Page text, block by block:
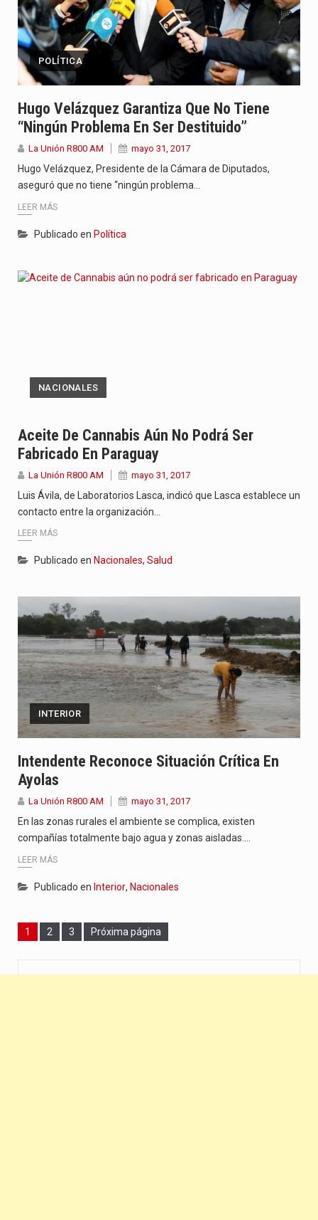
POLÍTICA
Hugo Velázquez Garantiza Que No Tiene
“ningún Problema En Ser Destituido”
La Unión R800 AM mayo 31, 2017
Hugo Velázquez, Presidente de la Cámara de Diputados,
aseguró que no tiene “ningún problema…
LEER MÁS
Publicado en Política
NACIONALES
Aceite De Cannabis Aún No Podrá Ser
Fabricado En Paraguay
La Unión R800 AM mayo 31, 2017
Luis Ávila, de Laboratorios Lasca, indicó que Lasca establece un
contacto entre la organización…
LEER MÁS
Publicado en Nacionales, Salud
INTERIOR
Intendente Reconoce Situación Crítica En
Ayolas
La Unión R800 AM mayo 31, 2017
En las zonas rurales el ambiente se complica, existen
compañías totalmente bajo agua y zonas aisladas.…
LEER MÁS
Publicado en Interior, Nacionales
Page
1 Page
2 Page
3 Próxima página